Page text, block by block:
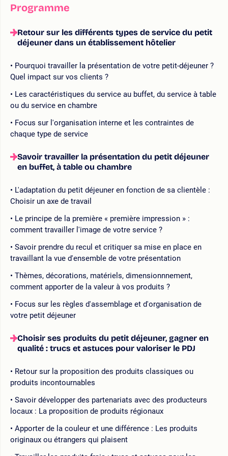
Programme
Retour sur les différents types de service du petit
déjeuner dans un établissement hôtelier
Pourquoi travailler la présentation de votre petit-déjeuner ?
Quel impact sur vos clients ?
Les caractéristiques du service au buffet, du service à table
ou du service en chambre
Focus sur l'organisation interne et les contraintes de
chaque type de service
Savoir travailler la présentation du petit déjeuner
en buffet, à table ou chambre
L'adaptation du petit déjeuner en fonction de sa clientèle :
Choisir un axe de travail
Le principe de la première « première impression » :
comment travailler l'image de votre service ?
Savoir prendre du recul et critiquer sa mise en place en
travaillant la vue d'ensemble de votre présentation
Thèmes, décorations, matériels, dimensionnnement,
comment apporter de la valeur à vos produits ?
Focus sur les règles d'assemblage et d'organisation de
votre petit déjeuner
Choisir ses produits du petit déjeuner, gagner en
qualité : trucs et astuces pour valoriser le PDJ
Retour sur la proposition des produits classiques ou
produits incontournables
Savoir développer des partenariats avec des producteurs
locaux : La proposition de produits régionaux
Apporter de la couleur et une différence : Les produits
originaux ou étrangers qui plaisent